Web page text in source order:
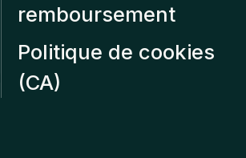
remboursement
Politique de cookies
(CA)